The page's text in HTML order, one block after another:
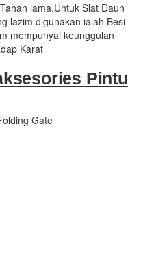
lama.Untuk Slat Daun
lazim digunakan ialah Besi
mempunyai keunggulan
Karat
Pintu
Gate